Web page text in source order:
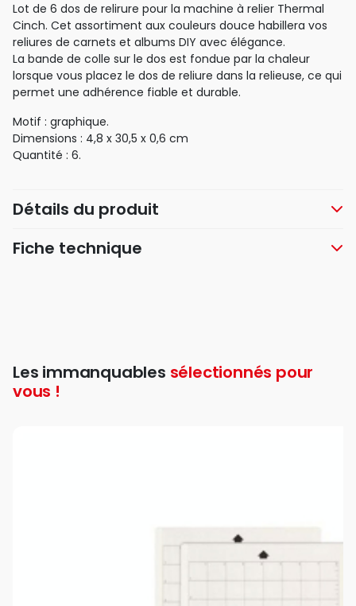
Lot de 6 dos de relirure pour la machine à relier Thermal
Cinch. Cet assortiment aux couleurs douce habillera vos
reliures de carnets et albums DIY avec élégance.
La bande de colle sur le dos est fondue par la chaleur
lorsque vous placez le dos de reliure dans la relieuse, ce qui
permet une adhérence fiable et durable.
Motif : graphique.
Dimensions : 4,8 x 30,5 x 0,6 cm
Quantité : 6.
Détails du produit
Fiche technique
Les immanquables sélectionnés pour
vous !